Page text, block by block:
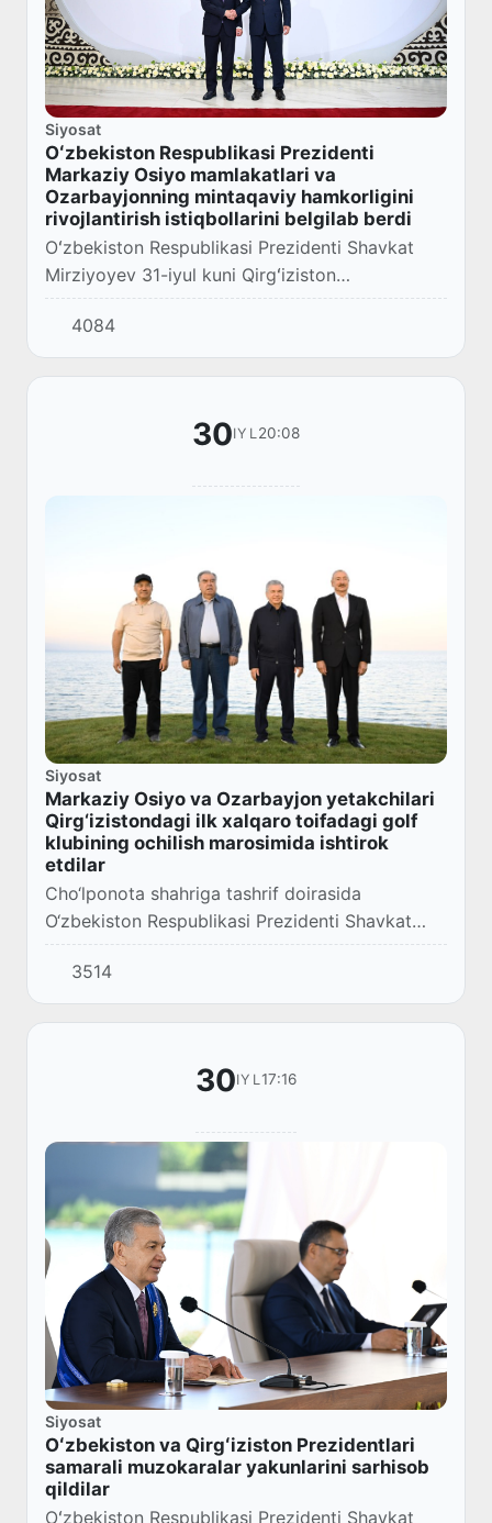
Siyosat
Oʻzbekiston Respublikasi Prezidenti
Markaziy Osiyo mamlakatlari va
Ozarbayjonning mintaqaviy hamkorligini
rivojlantirish istiqbollarini belgilab berdi
Oʻzbekiston Respublikasi Prezidenti Shavkat
Mirziyoyev 31-iyul kuni Qirgʻiziston
Respublikasining Choʻlponota shahrida boʻlib
oʻtgan Markaziy Osiyo va Ozarbayjon davlat
rahbarlarin...
4084
30IYL 20:08
Siyosat
Markaziy Osiyo va Ozarbayjon yetakchilari
Qirg‘izistondagi ilk xalqaro toifadagi golf
klubining ochilish marosimida ishtirok
etdilar
Cho‘lponota shahriga tashrif doirasida
O‘zbekiston Respublikasi Prezidenti Shavkat
Mirziyoyev Markaziy Osiyo va Ozarbayjon
davlat rahbarlari bilan birgalikda
Qirg‘izistondagi ilk x...
3514
30IYL17:16
Siyosat
Oʻzbekiston va Qirgʻiziston Prezidentlari
samarali muzokaralar yakunlarini sarhisob
qildilar
Oʻzbekiston Respublikasi Prezidenti Shavkat